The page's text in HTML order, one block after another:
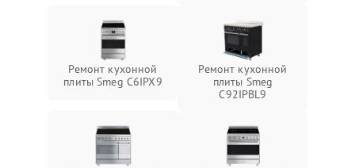
Ремонт кухонной
плиты Smeg C6IPX9
Ремонт кухонной
плиты Smeg
C92IPBL9